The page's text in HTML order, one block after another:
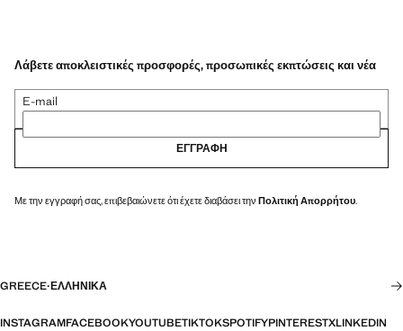
Λάβετε αποκλειστικές προσφορές, προσωπικές εκπτώσεις και νέα
E-mail
ΕΓΓΡΑΦΉ
Με την εγγραφή σας, επιβεβαιώνετε ότι έχετε διαβάσει την Πολιτική Απορρήτου.
GREECE·ΕΛΛΗΝΙΚΆ
INSTAGRAMFACEBOOKYOUTUBETIKTOKSPOTIFYPINTERESTXLINKEDIN